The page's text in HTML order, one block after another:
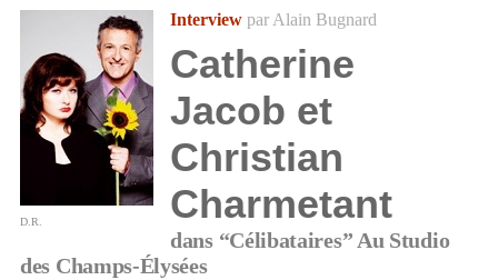
D.R.
Interview par Alain Bugnard
Catherine
Jacob et
Christian
Charmetant
dans “Célibataires” Au Studio
des Champs-Élysées